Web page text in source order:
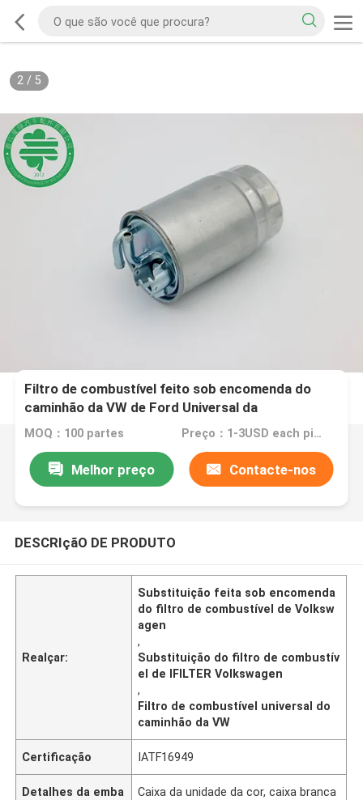
2/ 5
Filtro de combustível feito sob encomenda do
caminhão da VW de Ford Universal da
substituição do filtro de combustível de IFILTER
Volkswagen
MOQ：100 partes Preço：1-3USD each piece
Melhor preço Contacte-nos
DESCRIçãO DE PRODUTO
Realçar:
Substituição feita sob encomenda
do filtro de combustível de Volksw
agen
,
Substituição do filtro de combustív
el de IFILTER Volkswagen
,
Filtro de combustível universal do
caminhão da VW
Certificação IATF16949
Detalhes da emba
Caixa da unidade da cor, caixa branca